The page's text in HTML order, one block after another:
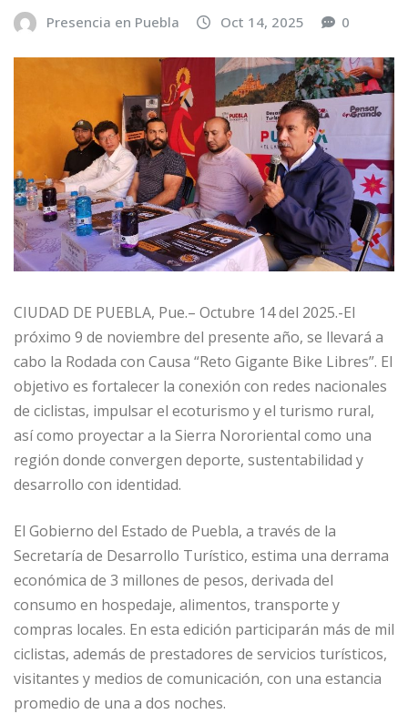
Presencia en Puebla Oct 14, 2025 0
CIUDAD DE PUEBLA, Pue.– Octubre 14 del 2025.-El
próximo 9 de noviembre del presente año, se llevará a
cabo la Rodada con Causa “Reto Gigante Bike Libres”. El
objetivo es fortalecer la conexión con redes nacionales
de ciclistas, impulsar el ecoturismo y el turismo rural,
así como proyectar a la Sierra Nororiental como una
región donde convergen deporte, sustentabilidad y
desarrollo con identidad.
El Gobierno del Estado de Puebla, a través de la
Secretaría de Desarrollo Turístico, estima una derrama
económica de 3 millones de pesos, derivada del
consumo en hospedaje, alimentos, transporte y
compras locales. En esta edición participarán más de mil
ciclistas, además de prestadores de servicios turísticos,
visitantes y medios de comunicación, con una estancia
promedio de una a dos noches.